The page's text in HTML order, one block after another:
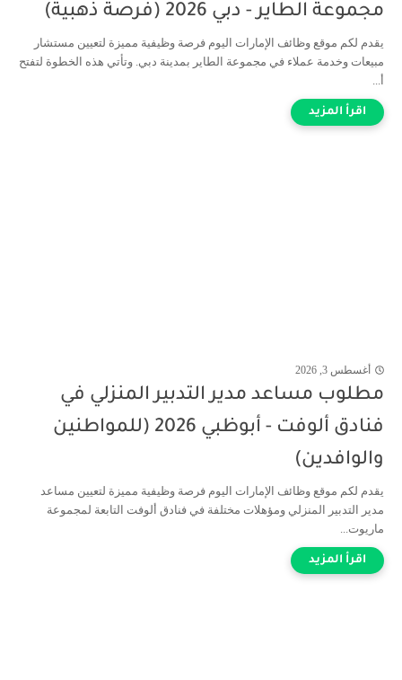
مجموعة الطاير - دبي 2026 (فرصة ذهبية)
يقدم لكم موقع وظائف الإمارات اليوم فرصة وظيفية مميزة لتعيين مستشار
مبيعات وخدمة عملاء في مجموعة الطاير بمدينة دبي. وتأتي هذه الخطوة لتفتح
أ...
أغسطس 3, 2026
مطلوب مساعد مدير التدبير المنزلي في
فنادق ألوفت - أبوظبي 2026 (للمواطنين
والوافدين)
يقدم لكم موقع وظائف الإمارات اليوم فرصة وظيفية مميزة لتعيين مساعد
مدير التدبير المنزلي ومؤهلات مختلفة في فنادق ألوفت التابعة لمجموعة
ماريوت...